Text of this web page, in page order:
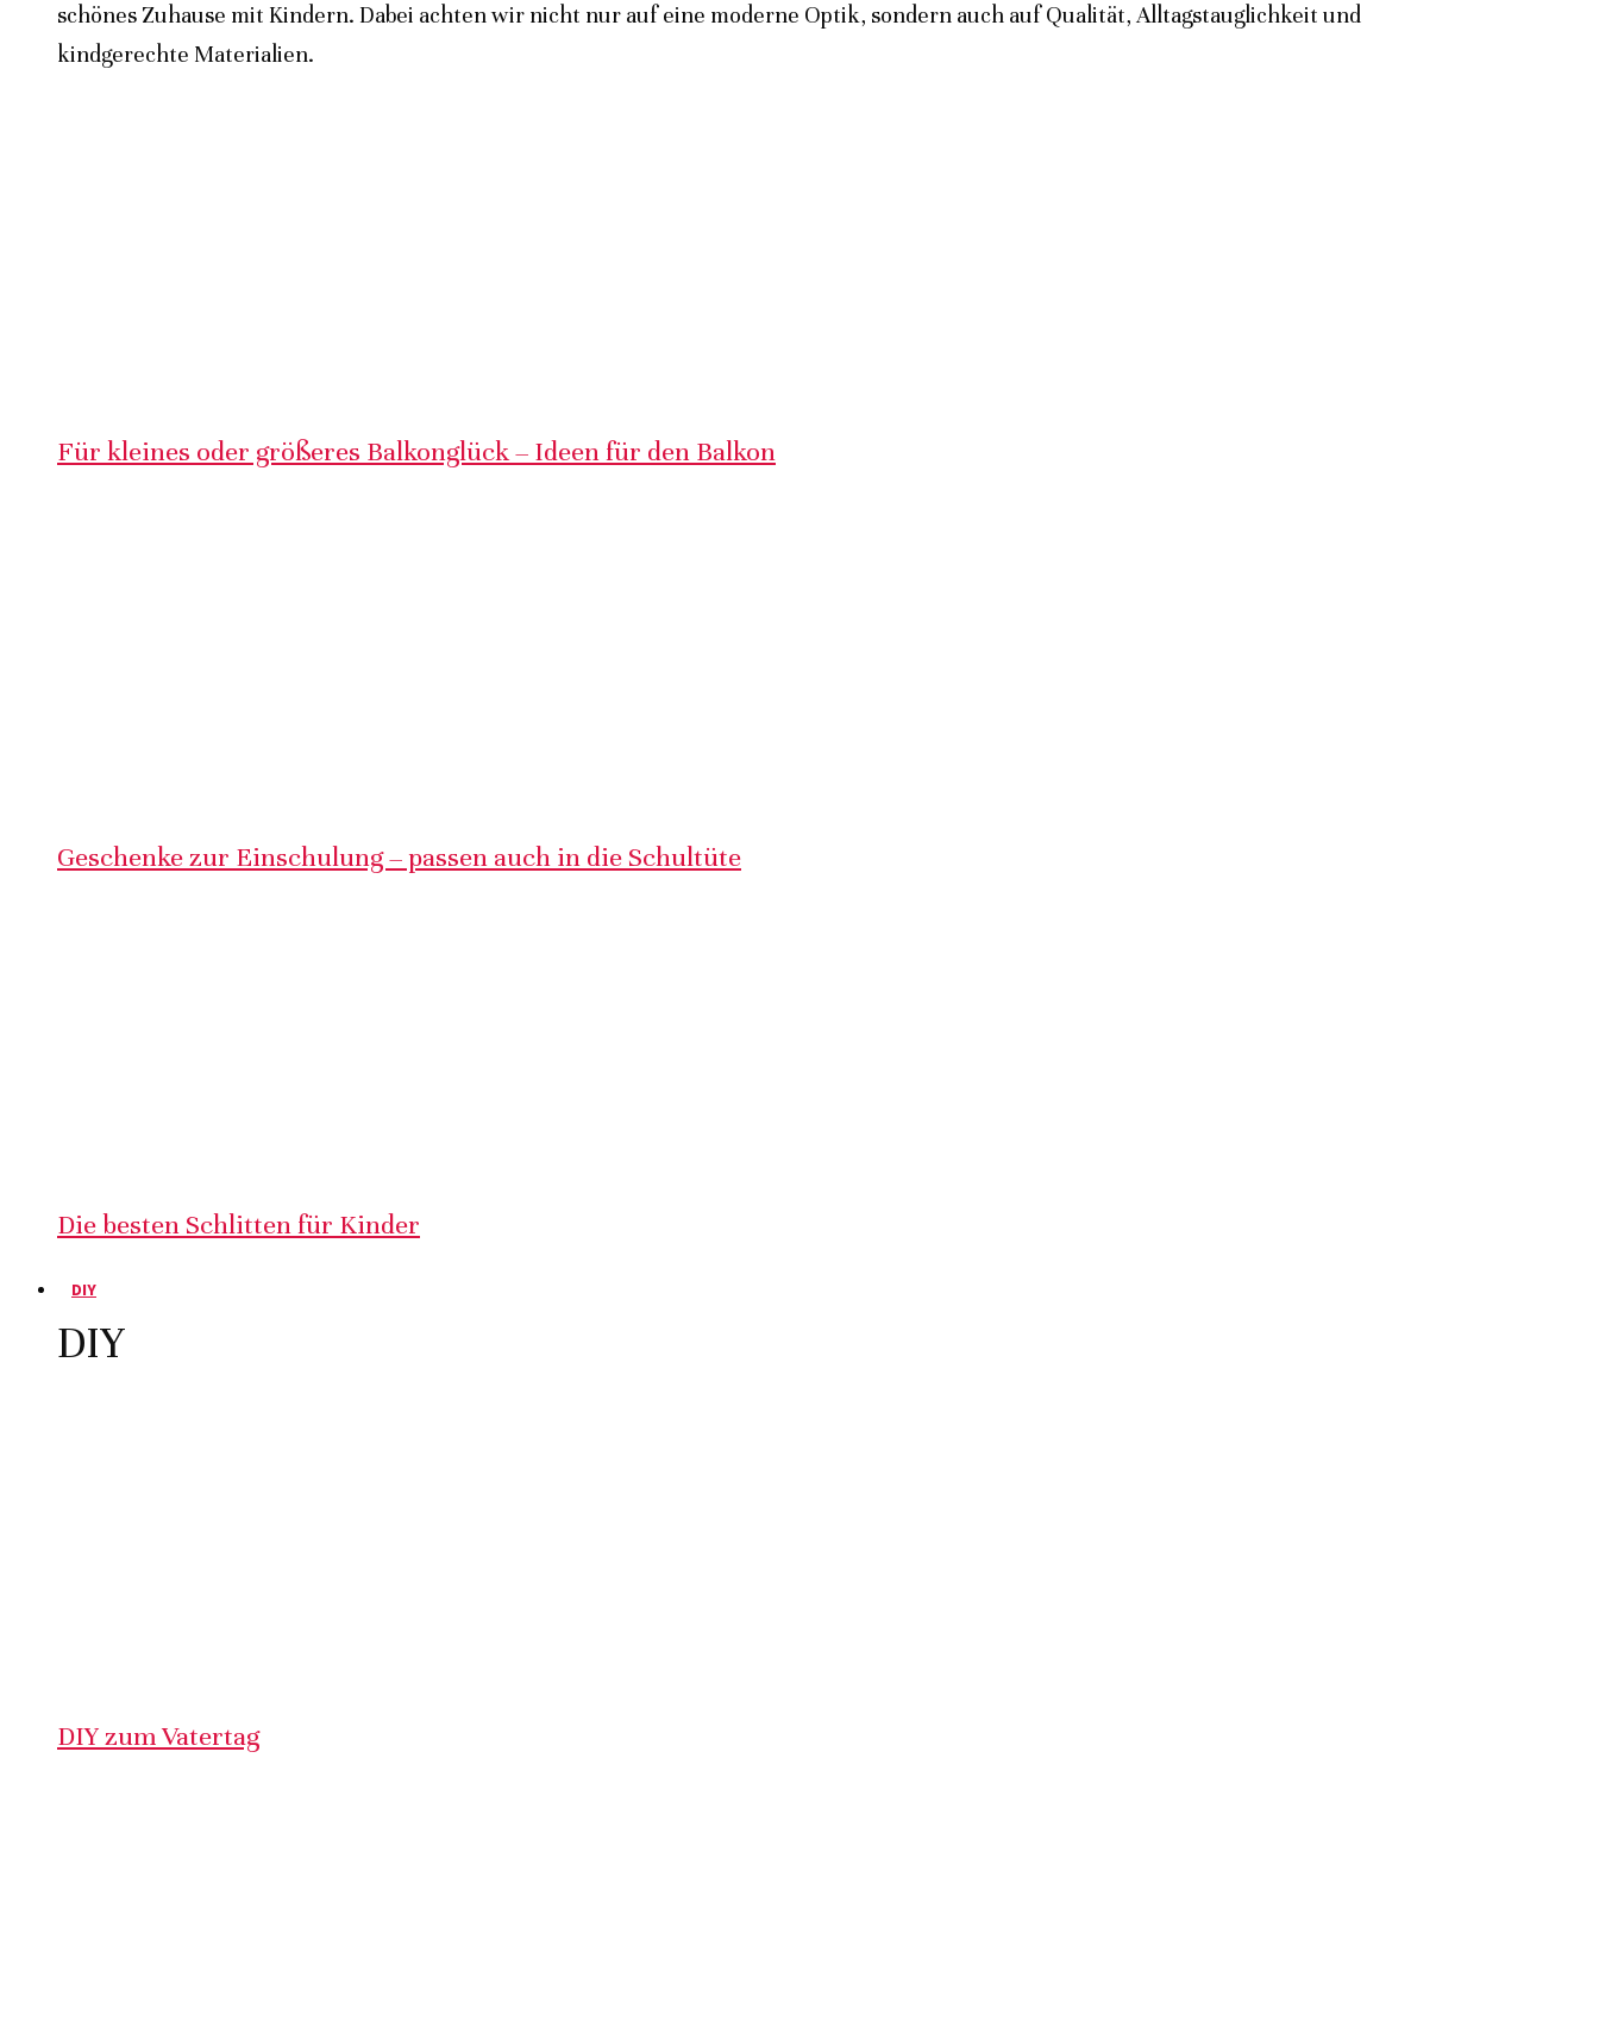
schönes Zuhause mit Kindern. Dabei achten wir nicht nur auf eine moderne Optik, sondern auch auf Qualität, Alltagstauglichkeit und
kindgerechte Materialien.
Für kleines oder größeres Balkonglück – Ideen für den Balkon
Geschenke zur Einschulung – passen auch in die Schultüte
Die besten Schlitten für Kinder
DIY
DIY
DIY zum Vatertag